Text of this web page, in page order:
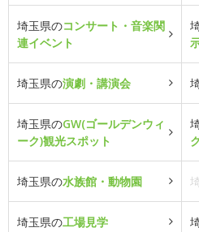
埼玉県のコンサート・音楽関
連イベント
埼玉県の演劇・講演会
埼玉県のGW(ゴールデンウィ
ーク)観光スポット
ク
埼玉県の水族館・動物園
埼玉県の工場見学